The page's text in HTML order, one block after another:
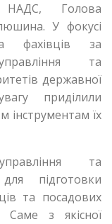
НАДС, Голова
У фокусі
фахівців за
та
державної
приділили
інструментам їх
та
підготовки
та посадових
Саме з якісної